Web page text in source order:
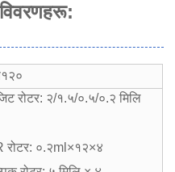
:
रोटर: २/१.५/०.५/०.२ मिलि
रोटर: ०.२ml×१२×४